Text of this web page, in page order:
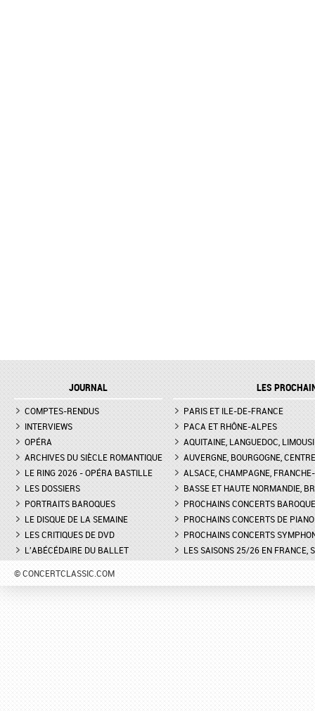
JOURNAL
COMPTES-RENDUS
INTERVIEWS
OPÉRA
ARCHIVES DU SIÈCLE ROMANTIQUE
LE RING 2026 - OPÉRA BASTILLE
LES DOSSIERS
PORTRAITS BAROQUES
LE DISQUE DE LA SEMAINE
LES CRITIQUES DE DVD
L'ABÉCÉDAIRE DU BALLET
LES
PARIS ET ILE-DE-FRANCE
PACA ET RHÔNE-ALPES
AQUITAINE, LANGUEDOC,
AUVERGNE, BOURGOGNE, CENTRE
ALSACE, CHAMPAGNE,
BASSE ET HAUTE NORMANDIE,
PROCHAINS CONCERTS
PROCHAINS CONCERTS DE PIANO
PROCHAINS CONCERTS
LES SAISONS 25/26 EN FRANCE,
© CONCERTCLASSIC.COM